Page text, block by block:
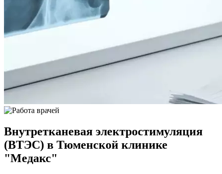
Внутретканевая электростимуляция
(ВТЭС) в Тюменской клинике
"Медакс"